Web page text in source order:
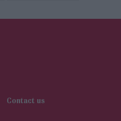
Contact us